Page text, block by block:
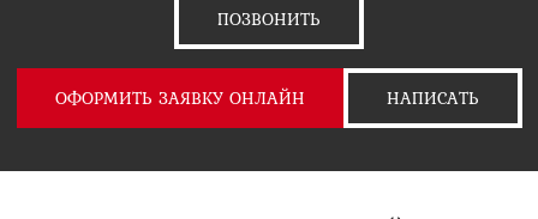
ПОЗВОНИТЬ
ОФОРМИТЬ ЗАЯВКУ ОНЛАЙН НАПИСАТЬ